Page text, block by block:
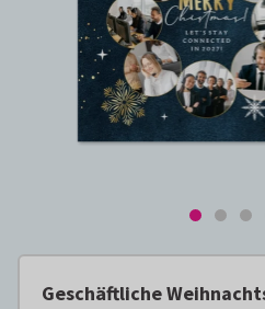
Geschäftliche